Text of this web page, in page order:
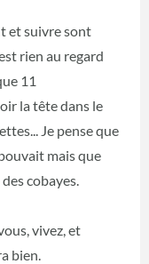
et suivre sont
rien au regard
11
la tête dans le
Je pense que
mais que
cobayes.
vivez, et
bien.